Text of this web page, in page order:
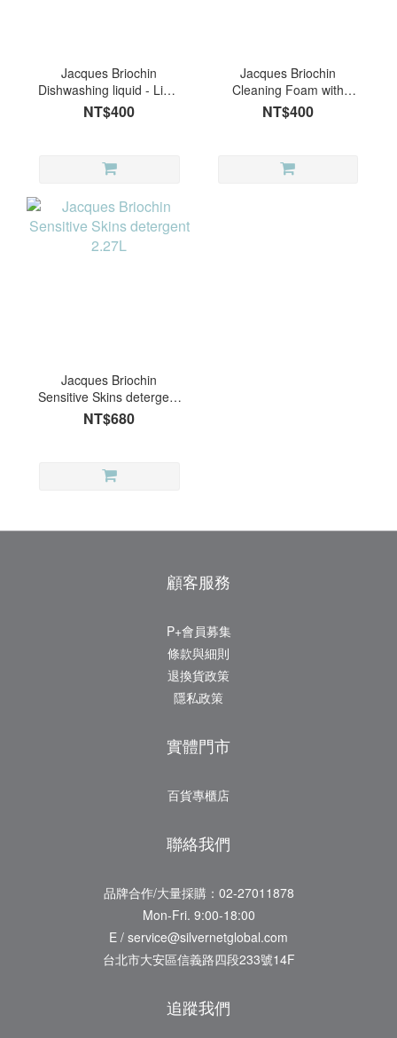
Jacques Briochin
Dishwashing liquid - Lime
& bicarbonate 500ml
NT$400
Jacques Briochin
Cleaning Foam with
Bicarbonate 750ml
NT$400
Jacques Briochin
Sensitive Skins detergent
2.27L
NT$680
顧客服務
P+會員募集
條款與細則
退換貨政策
隱私政策
實體門市
百貨專櫃店
聯絡我們
品牌合作/大量採購：02-27011878
Mon-Fri. 9:00-18:00
E / service@silvernetglobal.com
台北市大安區信義路四段233號14F
追蹤我們